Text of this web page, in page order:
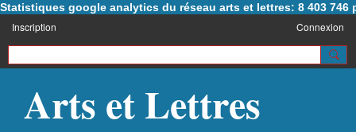
Statistiques google analytics du réseau arts et lettres: 8 403 746
Inscription Connexion
Arts et Lettres